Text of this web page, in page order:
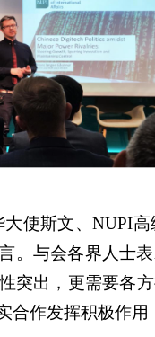
使斯文、NUPI
。与会各界人士
突出，更需要各
合作发挥积极作